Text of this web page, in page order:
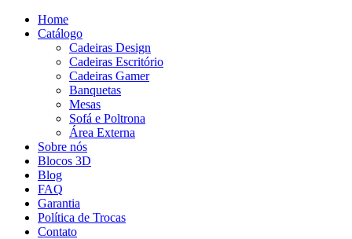
Home
Catálogo
Cadeiras Design
Cadeiras Escritório
Cadeiras Gamer
Banquetas
Mesas
Sofá e Poltrona
Área Externa
Sobre nós
Blocos 3D
Blog
FAQ
Garantia
Política de Trocas
Contato